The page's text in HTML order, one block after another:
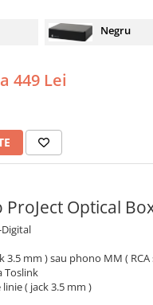
Negru
449 Lei
DAC Phono ProJect
3.5 mm ) sau phono MM (
Toslink
( jack 3.5 mm )